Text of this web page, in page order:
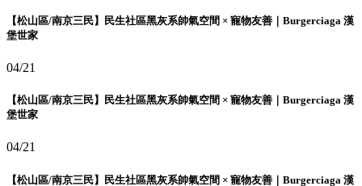
【松山區/南京三民】民生社區黑灰系帥氣空間 × 寵物友善｜Burgerciaga 漢
堡世家
04/21
【松山區/南京三民】民生社區黑灰系帥氣空間 × 寵物友善｜Burgerciaga 漢
堡世家
04/21
【松山區/南京三民】民生社區黑灰系帥氣空間 × 寵物友善｜Burgerciaga 漢